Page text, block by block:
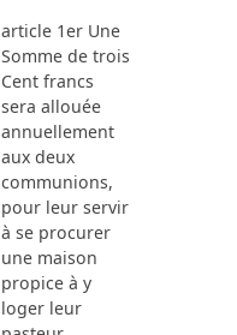
article 1er Une
Somme de trois
Cent francs
sera allouée
annuellement
aux deux
communions,
pour leur servir
à se procurer
une maison
propice à y
loger leur